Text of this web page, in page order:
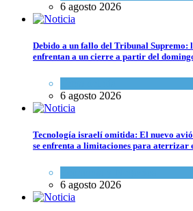
6 agosto 2026
Debido a un fallo del Tribunal Supremo:
enfrentan a un cierre a partir del
6 agosto 2026
Tecnología israelí omitida: El nuevo
se enfrenta a limitaciones para aterrizar
6 agosto 2026